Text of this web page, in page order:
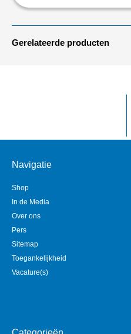
Gerelateerde producten
Navigatie
Shop
In de Media
Over ons
Pers
Sitemap
Toegankelijkheid
Vacature(s)